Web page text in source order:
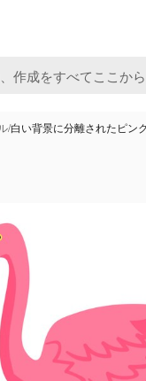
/白い背景に分離されたピン